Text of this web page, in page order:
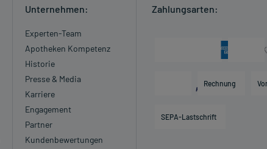
Unternehmen:
Experten-Team
Apotheken Kompetenz
Historie
Presse & Media
Karriere
Engagement
Partner
Kundenbewertungen
Zahlungsarten:
Rechnung
SEPA-Lastschrift